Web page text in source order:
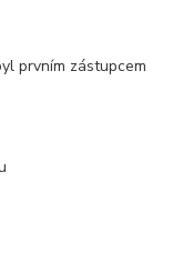
prvním zástupcem